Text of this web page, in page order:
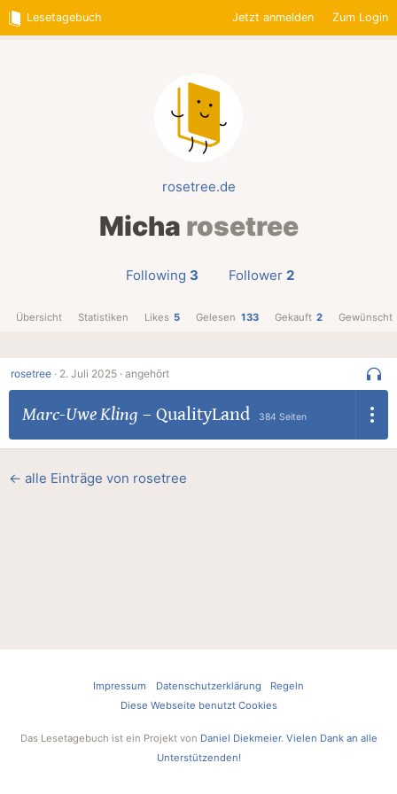
Lesetagebuch Jetzt anmelden Zum Login
rosetree.de
Micha rosetree
Following 3 Follower 2
Übersicht Statistiken Likes 5 Gelesen 133 Gekauft 2 Gewünscht
rosetree · 2. Juli 2025 · angehört
Marc-Uwe Kling – QualityLand 384 Seiten
← alle Einträge von rosetree
Impressum Datenschutzerklärung
Regeln
Diese Webseite benutzt Cookies
Das Lesetagebuch ist ein Projekt von Daniel Diekmeier. Vielen Dank an alle
Unterstützenden!